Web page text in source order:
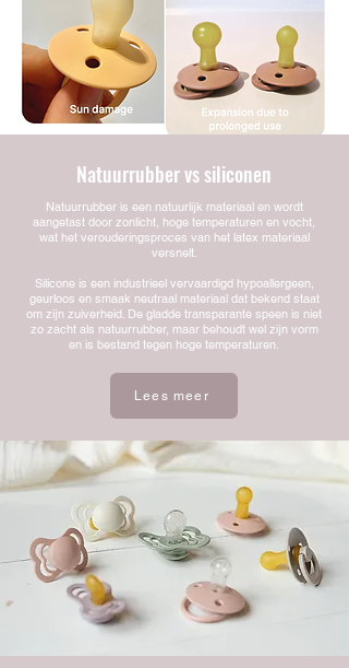
Natuurrubber vs siliconen
Natuurrubber is een natuurlijk materiaal en wordt
aangetast door zonlicht, hoge temperaturen en vocht,
wat het verouderingsproces van het latex materiaal
versnelt.
Silicone is een industrieel vervaardigd hypoallergeen,
geurloos en smaak neutraal materiaal dat bekend staat
om zijn zuiverheid. De gladde transparante speen is niet
zo zacht als natuurrubber, maar behoudt wel zijn vorm
en is bestand tegen hoge temperaturen.
Lees meer